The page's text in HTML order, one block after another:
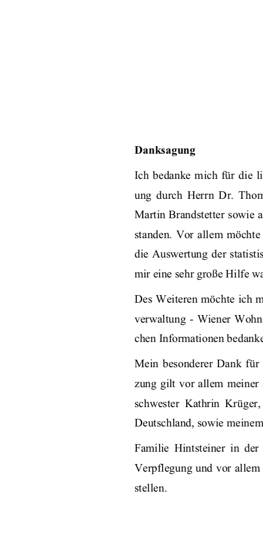
Danksagung
Ich  bedanke  mich  für  die
ung  durch  Herrn  Dr.
Martin Brandstetter sowie
standen.  Vor  allem möchte
die Auswertung der
mir eine sehr große Hilfe
Des Weiteren möchte ich
verwaltung  -  Wiener
chen Informationen
Mein  besonderer  Dank
zung gilt vor allem meiner
schwester  Kathrin
Deutschland, sowie
Familie  Hintsteiner  in  der
Verpflegung und vor
stellen.